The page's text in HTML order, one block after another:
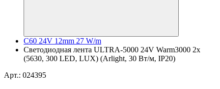
C60 24V 12mm 27 W/m
Светодиодная лента ULTRA-5000 24V Warm3000 2x
(5630, 300 LED, LUX) (Arlight, 30 Вт/м, IP20)
Арт.: 024395